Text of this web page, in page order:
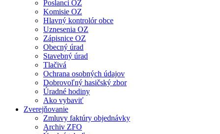
Poslanci OZ
Komisie OZ
Hlavný kontrolór obce
Uznesenia OZ
Zápisnice OZ
Obecný úrad
Stavebný úrad
Tlačivá
Ochrana osobných údajov
Dobrovoľný hasičský zbor
Úradné hodiny
Ako vybaviť
Zverejňovanie
Zmluvy faktúry objednávky
Archiv ZFO